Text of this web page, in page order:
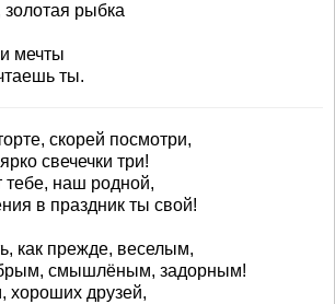
золотая рыбка
мечты
ты.
скорей посмотри,
свечечки три!
тебе, наш родной,
в праздник ты свой!
как прежде, веселым,
смышлёным, задорным!
хороших друзей,